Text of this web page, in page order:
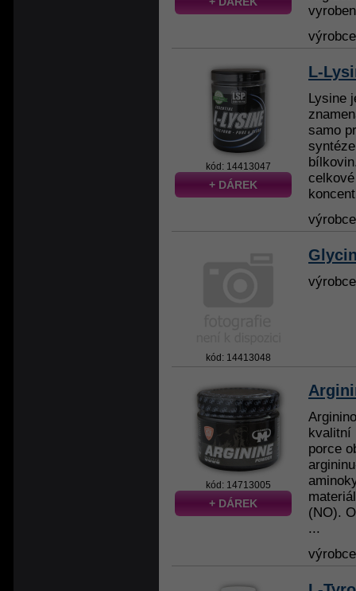
kód: 14413047
+ DÁREK
L-
Lysine
samo
kód: 14413048
kód: 14713005
+ DÁREK
kvalitní
porce
(NO).
...